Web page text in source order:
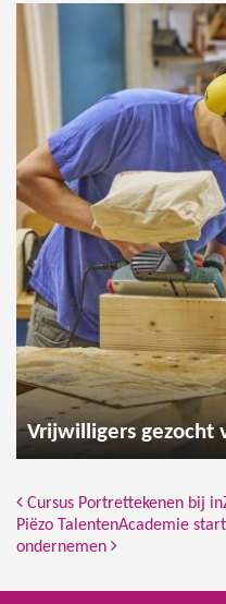
Bericht Navigatie
Cursus Portrettekenen bij
Piëzo TalentenAcademie
ondernemen